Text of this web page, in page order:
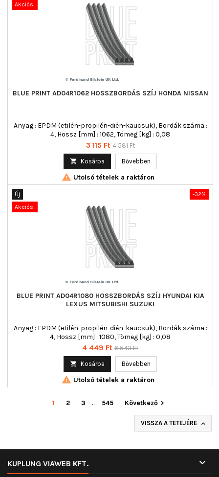
Akciós!
BLUE PRINT AD04R1062 HOSSZBORDÁS SZÍJ HONDA NISSAN
Anyag : EPDM (etilén-propilén-dién-kaucsuk), Bordák száma :
4, Hossz [mm] : 1062, Tömeg [kg] : 0,08
Ár
3 115 Ft Normál
4 581 Ft
 Kosárba Bővebben
 Utolsó tételek a raktáron
-32%
Új
Akciós!
BLUE PRINT AD04R1080 HOSSZBORDÁS SZÍJ HYUNDAI KIA
LEXUS MITSUBISHI SUZUKI
Anyag : EPDM (etilén-propilén-dién-kaucsuk), Bordák száma :
4, Hossz [mm] : 1080, Tömeg [kg] : 0,08
Ár
4 449 Ft Normál
6 543 Ft
 Kosárba Bővebben
 Utolsó tételek a raktáron
1 2 3 … 545 Következő 
VISSZA A TETEJÉRE 
KUPLUNG VIAWEB KFT. 